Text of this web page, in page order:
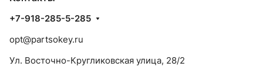
+7-918-285-5-285
opt@partsokey.ru
Ул. Восточно-Кругликовская улица, 28/2